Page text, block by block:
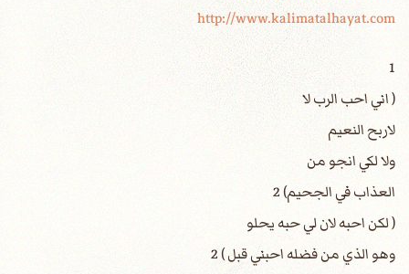
http://www.kalimatalhayat.com
1
( اني احب الرب لا
لاربح النعيم
ولا لكي انجو من
العذاب في الجحيم) 2
( لكن احبه لان لي حبه يحلو
وهو الذي من فضله احبني قبل ) 2